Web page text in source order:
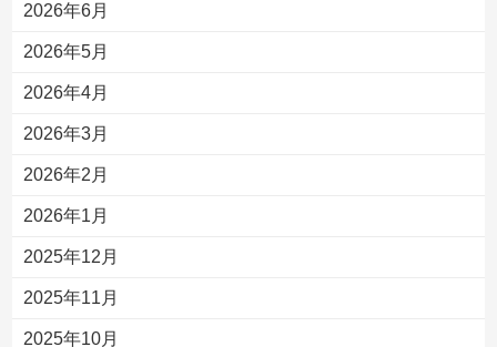
2026年6月
2026年5月
2026年4月
2026年3月
2026年2月
2026年1月
2025年12月
2025年11月
2025年10月